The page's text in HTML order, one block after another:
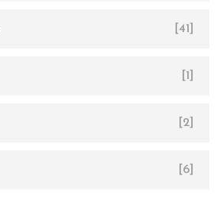
[41]
[1]
[2]
[6]